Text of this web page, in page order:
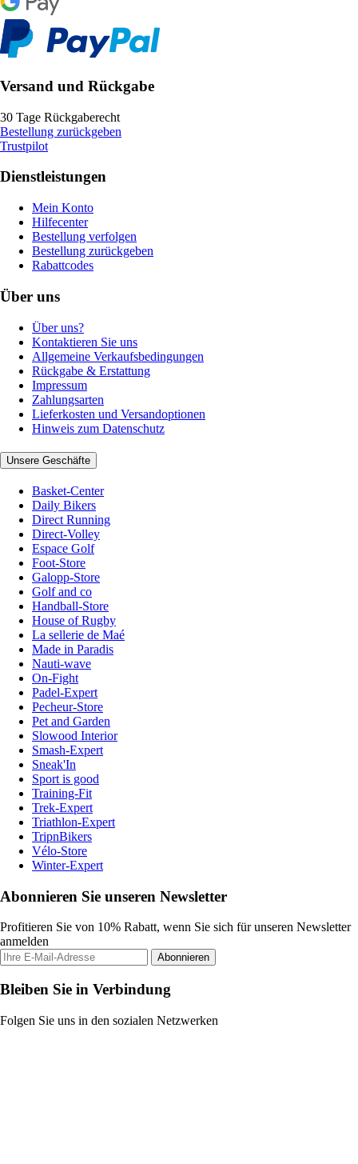
Versand und Rückgabe
30 Tage Rückgaberecht
Bestellung zurückgeben
Trustpilot
Dienstleistungen
Mein Konto
Hilfecenter
Bestellung verfolgen
Bestellung zurückgeben
Rabattcodes
Über uns
Über uns?
Kontaktieren Sie uns
Allgemeine Verkaufsbedingungen
Rückgabe & Erstattung
Impressum
Zahlungsarten
Lieferkosten und Versandoptionen
Hinweis zum Datenschutz
Unsere Geschäfte
Basket-Center
Daily Bikers
Direct Running
Direct-Volley
Espace Golf
Foot-Store
Galopp-Store
Golf and co
Handball-Store
House of Rugby
La sellerie de Maé
Made in Paradis
Nauti-wave
On-Fight
Padel-Expert
Pecheur-Store
Pet and Garden
Slowood Interior
Smash-Expert
Sneak'In
Sport is good
Training-Fit
Trek-Expert
Triathlon-Expert
TripnBikers
Vélo-Store
Winter-Expert
Abonnieren Sie unseren Newsletter
Profitieren Sie von 10% Rabatt, wenn Sie sich für unseren Newsletter
anmelden
Abonnieren
Bleiben Sie in Verbindung
Folgen Sie uns in den sozialen Netzwerken